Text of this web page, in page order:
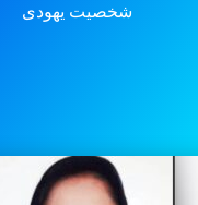
شخصیت یهودی